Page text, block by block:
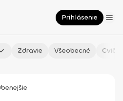
Prihlásenie
Zdravie Všeobecné